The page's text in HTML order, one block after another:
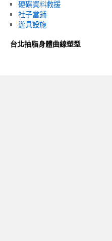
硬碟資料救援
社子當鋪
遊具設施
台北抽脂身體曲線塑型